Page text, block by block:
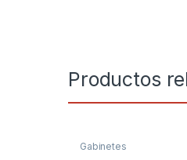
Productos
Gabinetes